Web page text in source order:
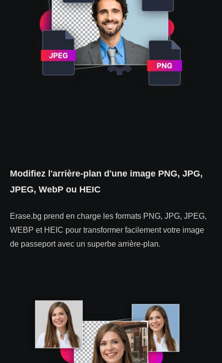
Modifiez l'arrière-plan d'une image PNG, JPG,
JPEG, WebP ou HEIC
Erase.bg prend en charge les formats PNG, JPG, JPEG,
WEBP et HEIC pour transformer facilement votre image
de passeport avec un superbe arrière-plan.